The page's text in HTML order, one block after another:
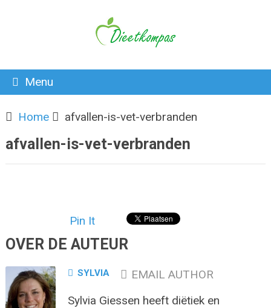
Menu
Home afvallen-is-vet-verbranden
afvallen-is-vet-verbranden
Pin It
OVER DE AUTEUR
SYLVIA
EMAIL AUTHOR
Sylvia Giessen heeft diëtiek en